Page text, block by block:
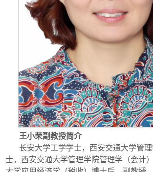
王小荣副教授简介
长安大学工学学士，西安交通大学管
士，西安交通大学管理学院管理学（会计